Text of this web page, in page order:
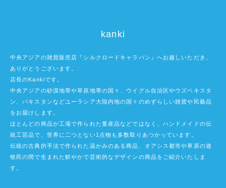
kanki
中央アジアの雑貨販売店『シルクロードキャラバン』へお越しいただき、
ありがとうございます。
店長のKankiです。
中央アジアの砂漠地帯や草原地帯の国々、ウイグル自治区やウズベキスタ
ン、パキスタンなどユーラシア大陸内地の国々のめずらしい雑貨や民藝品
をお届けします。
ほとんどの商品が工場で作られた量産品などではなく、ハンドメイドの伝
統工芸品で、世界に二つとない1点物も多数取りあつかっています。
伝統の古典的手法で作られた温かみのある商品、オアシス都市や草原の遊
牧民の間で生まれた鮮やかで芸術的なデザインの商品をご紹介いたしま
す。